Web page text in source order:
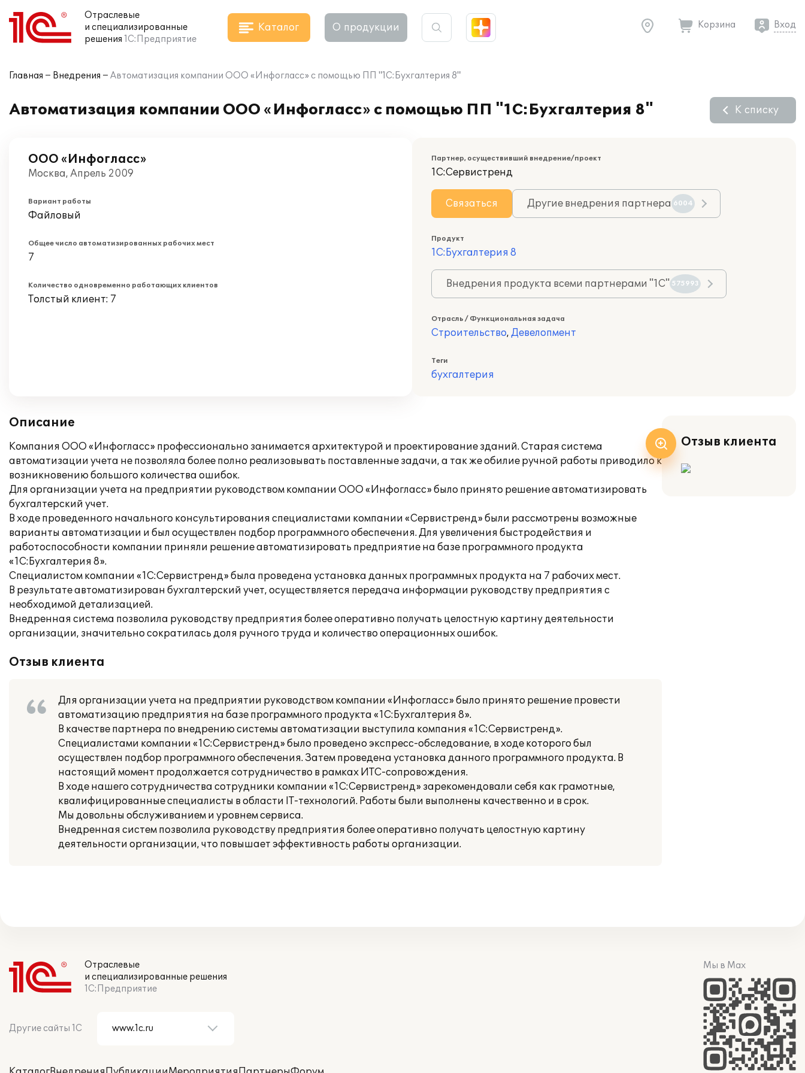
Отраслевые
и специализированные
решения 1С:Предприятие
Каталог О продукции Корзина Вход
Главная Внедрения Автоматизация компании ООО «Инфогласс» с помощью ПП "1С:Бухгалтерия 8"
Автоматизация компании ООО «Инфогласс» с помощью ПП "1С:Бухгалтерия 8" К списку
ООО «Инфогласс»
Москва, Апрель 2009
Вариант работы
Файловый
Общее число автоматизированных рабочих мест
7
Количество одновременно работающих клиентов
Толстый клиент: 7
Партнер, осуществивший внедрение/проект
1С:Сервистренд
Связаться Другие внедрения партнера 6004
Продукт
1С:Бухгалтерия 8
Внедрения продукта всеми партнерами "1С" 575993
Отрасль / Функциональная задача
Строительство, Девелопмент
Теги
бухгалтерия
Описание
Компания ООО «Инфогласс» профессионально занимается архитектурой и проектирование зданий. Старая система
автоматизации учета не позволяла более полно реализовывать поставленные задачи, а так же обилие ручной работы приводило к
возникновению большого количества ошибок.
Для организации учета на предприятии руководством компании ООО «Инфогласс» было принято решение автоматизировать
бухгалтерский учет.
В ходе проведенного начального консультирования специалистами компании «Сервистренд» были рассмотрены возможные
варианты автоматизации и был осуществлен подбор программного обеспечения. Для увеличения быстродействия и
работоспособности компании приняли решение автоматизировать предприятие на базе программного продукта
«1С:Бухгалтерия 8».
Специалистом компании «1С:Сервистренд» была проведена установка данных программных продукта на 7 рабочих мест.
В результате автоматизирован бухгалтерский учет, осуществляется передача информации руководству предприятия с
необходимой детализацией.
Внедренная система позволила руководству предприятия более оперативно получать целостную картину деятельности
организации, значительно сократилась доля ручного труда и количество операционных ошибок.
Отзыв клиента
Для организации учета на предприятии руководством компании «Инфогласс» было принято решение провести
автоматизацию предприятия на базе программного продукта «1С:Бухгалтерия 8».
В качестве партнера по внедрению системы автоматизации выступила компания «1С:Сервистренд».
Специалистами компании «1С:Сервистренд» было проведено экспресс-обследование, в ходе которого был
осуществлен подбор программного обеспечения. Затем проведена установка данного программного продукта. В
настоящий момент продолжается сотрудничество в рамках ИТС-сопровождения.
В ходе нашего сотрудничества сотрудники компании «1С:Сервистренд» зарекомендовали себя как грамотные,
квалифицированные специалисты в области IT-технологий. Работы были выполнены качественно и в срок.
Мы довольны обслуживанием и уровнем сервиса.
Внедренная систем позволила руководству предприятия более оперативно получать целостную картину
деятельности организации, что повышает эффективность работы организации.
Отзыв клиента
Отраслевые
и специализированные решения
1С:Предприятие
Другие сайты 1С
Мы в Max